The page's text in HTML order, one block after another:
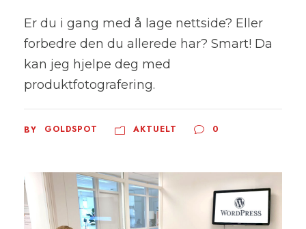
Er du i gang med å lage nettside? Eller
forbedre den du allerede har? Smart! Da
kan jeg hjelpe deg med
produktfotografering.
BY GOLDSPOT AKTUELT 0